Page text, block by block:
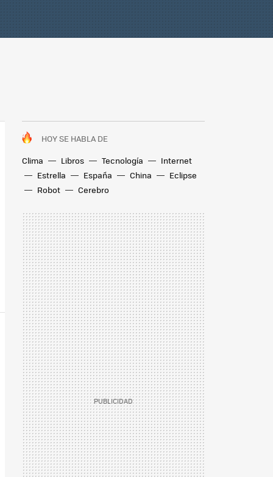
HOY SE HABLA DE
Clima
Libros Tecnología
Internet
Estrella
España China
Eclipse
Robot
Cerebro